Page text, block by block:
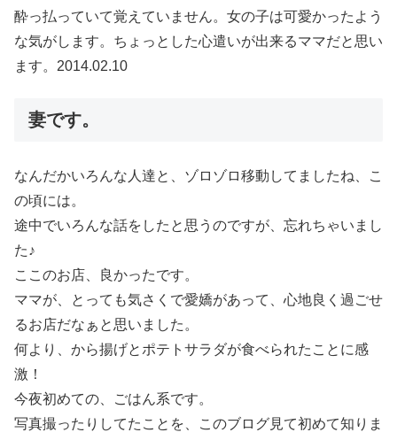
酔っ払っていて覚えていません。女の子は可愛かったよう
な気がします。ちょっとした心遣いが出来るママだと思い
ます。2014.02.10
妻です。
なんだかいろんな人達と、ゾロゾロ移動してましたね、こ
の頃には。
途中でいろんな話をしたと思うのですが、忘れちゃいまし
た♪
ここのお店、良かったです。
ママが、とっても気さくで愛嬌があって、心地良く過ごせ
るお店だなぁと思いました。
何より、から揚げとポテトサラダが食べられたことに感
激！
今夜初めての、ごはん系です。
写真撮ったりしてたことを、このブログ見て初めて知りま